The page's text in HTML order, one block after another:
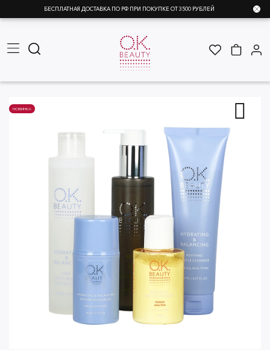
БЕСПЛАТНАЯ ДОСТАВКА ПО РФ ПРИ ПОКУПКЕ ОТ 3500 РУБЛЕЙ
НОВИНКА